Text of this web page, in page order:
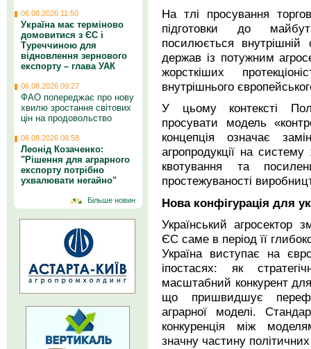
На тлі просування
підготовки до
посилюється
держав із потужним
жорсткіших
внутрішнього
У цьому контексті
просувати модель
концепція означає
агропродукції на
квотування та
простежуваності
Нова конфігурація для
Український агросектор
ЄС саме в період її
Україна виступає на
іпостасях: як
масштабний конкурент
що пришвидшує
аграрної моделі.
конкуренція між
значну частину
06.08.2026 11:50
Україна має терміново
домовитися з ЄС і
Туреччиною для
відновлення зернового
експорту – глава УАК
06.08.2026 09:27
ФАО попереджає про нову
хвилю зростання світових
цін на продовольство
06.08.2026 08:58
Леонід Козаченко:
"Рішення для аграрного
експорту потрібно
ухвалювати негайно"
Більше новин